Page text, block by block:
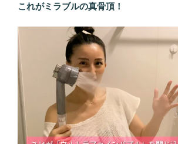
これがミラブルの真骨頂！